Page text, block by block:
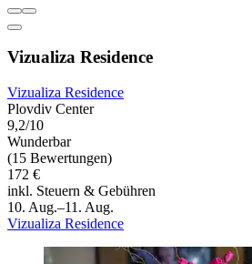
Vizualiza Residence
Vizualiza Residence
Plovdiv Center
9,2/10
Wunderbar
(15 Bewertungen)
172 €
inkl. Steuern & Gebühren
10. Aug.–11. Aug.
Vizualiza Residence